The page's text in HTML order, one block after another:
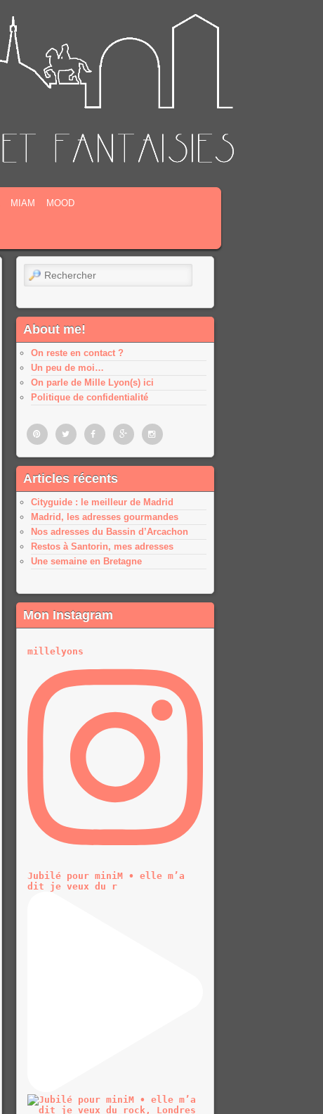
MIAM MOOD
Rechercher
About me!
On reste en contact ?
Un peu de moi…
On parle de Mille Lyon(s) ici
Politique de confidentialité
PinterestTwitter FacebookGoogle
plus
Google
Articles récents
Cityguide : le meilleur de Madrid
Madrid, les adresses gourmandes
Nos adresses du Bassin d’Arcachon
Restos à Santorin, mes adresses
Une semaine en Bretagne
Mon Instagram
millelyons
Jubilé pour miniM • elle m’a
dit je veux du r